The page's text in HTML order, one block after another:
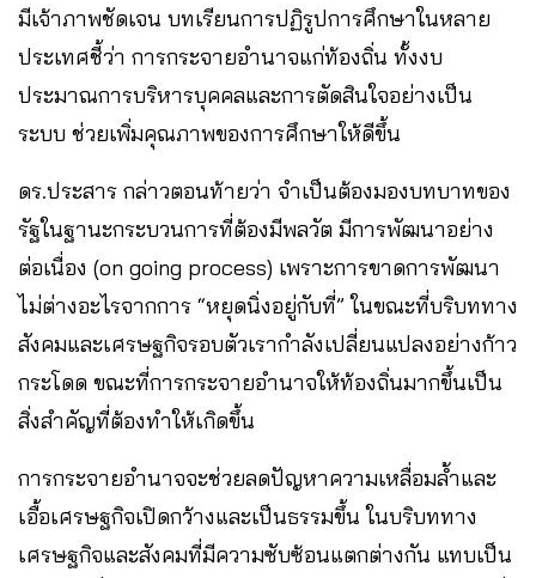
มีเจ้าภาพชัดเจน บทเรียนการปฏิรูปการศึกษาในหลาย
ประเทศชี้ว่า การกระจายอำนาจแก่ท้องถิ่น ทั้งงบ
ประมาณการบริหารบุคคลและการตัดสินใจอย่างเป็น
ระบบ ช่วยเพิ่มคุณภาพของการศึกษาให้ดีขึ้น
ดร.ประสาร กล่าวตอนท้ายว่า จำเป็นต้องมองบทบาทของ
รัฐในฐานะกระบวนการที่ต้องมีพลวัต มีการพัฒนาอย่าง
ต่อเนื่อง (on going process) เพราะการขาดการพัฒนา
ไม่ต่างอะไรจากการ “หยุดนิ่งอยู่กับที่” ในขณะที่บริบททาง
สังคมและเศรษฐกิจรอบตัวเรากำลังเปลี่ยนแปลงอย่างก้าว
กระโดด ขณะที่การกระจายอำนาจให้ท้องถิ่นมากขึ้นเป็น
สิ่งสำคัญที่ต้องทำให้เกิดขึ้น
การกระจายอำนาจจะช่วยลดปัญหาความเหลื่อมล้ำและ
เอื้อเศรษฐกิจเปิดกว้างและเป็นธรรมขึ้น ในบริบททาง
เศรษฐกิจและสังคมที่มีความซับซ้อนแตกต่างกัน แทบเป็น